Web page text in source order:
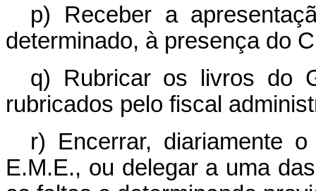
p) Receber a
determinado, à presença do
q) Rubricar os livros do
rubricados pelo fiscal
r) Encerrar, diariamente
E.M.E., ou delegar a uma